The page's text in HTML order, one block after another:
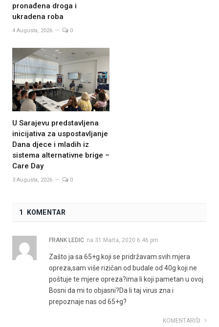
pronađena droga i
ukradena roba
4 Augusta, 2026 0
U Sarajevu predstavljena
inicijativa za uspostavljanje
Dana djece i mladih iz
sistema alternativne brige –
Care Day
3 Augusta, 2026 0
1 KOMENTAR
FRANK LEDIC na 31 Marta, 2020 6:46 pm
Zašto ja sa 65+g koji se pridržavam svih mjera
opreza,sam više rizičan od budale od 40g koji ne
poštuje te mjere opreza?ima li koji pametan u ovoj
Bosni da mi to objasni?Da li taj virus zna i
prepoznaje nas od 65+g?
KOMENTARIŠI